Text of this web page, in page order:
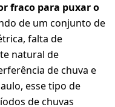
fraco para puxar o
de um conjunto de
falta de
natural de
de chuva e
esse tipo de
de chuvas